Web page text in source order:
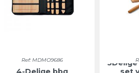
Ref: MDMO9686